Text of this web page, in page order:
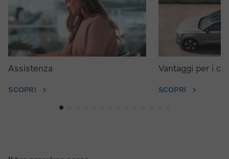
Assistenza
SCOPRI
Vantaggi per i
SCOPRI